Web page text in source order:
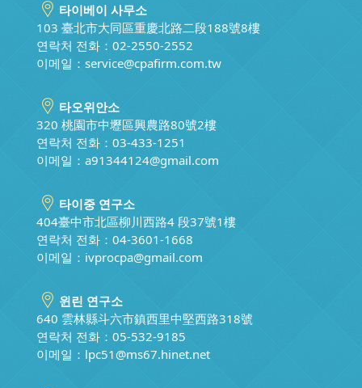
타이베이 사무소
103 臺北市大同區重慶北路二段188號8樓
연락처 전화：02-2550-2552
이메일： service@cpafirm.com.tw
타오위안소
320 桃園市中壢區興農路80號2樓
연락처 전화：03-433-1251
이메일： a91344124@gmail.com
타이중 연구소
404臺中市北區柳川西路4 段37號1樓
연락처 전화：04-3601-1668
이메일： ivprocpa@gmail.com
윈린 연구소
640 雲林縣斗六市鎮西里中堅西路318號
연락처 전화：05-532-9185
이메일： lpc51@ms67.hinet.net